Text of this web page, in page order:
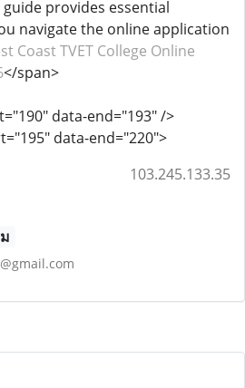
provides essential
navigate the online application
Coast TVET College Online
</span>
data-end="193" />
data-end="220">
103.245.133.35